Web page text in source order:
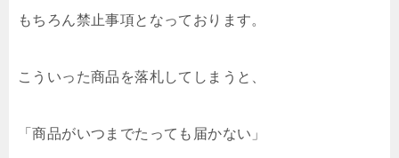
もちろん禁止事項となっております。
こういった商品を落札してしまうと、
「商品がいつまでたっても届かない」